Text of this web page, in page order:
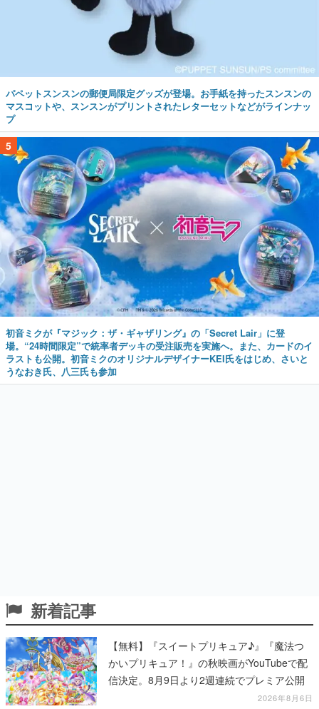
パペットスンスンの郵便局限定グッズが登場。お手紙を持ったスンスンの
マスコットや、スンスンがプリントされたレターセットなどがラインナッ
プ
5
初音ミクが『マジック：ザ・ギャザリング』の「Secret Lair」に登
場。“24時間限定”で統率者デッキの受注販売を実施へ。また、カードのイ
ラストも公開。初音ミクのオリジナルデザイナーKEI氏をはじめ、さいと
うなおき氏、八三氏も参加
新着記事
【無料】『スイートプリキュア♪』『魔法つ
かいプリキュア！』の秋映画がYouTubeで配
信決定。8月9日より2週連続でプレミア公開
2026年8月6日